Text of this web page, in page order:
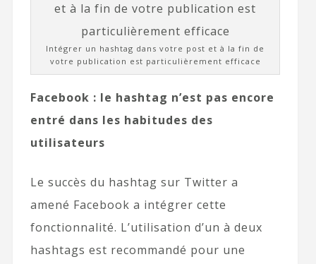
Intégrer un hashtag dans votre post et à la fin de
votre publication est particulièrement efficace
Facebook : le hashtag n’est pas encore
entré dans les habitudes des
utilisateurs
Le succès du hashtag sur Twitter a
amené Facebook a intégrer cette
fonctionnalité. L’utilisation d’un à deux
hashtags est recommandé pour une